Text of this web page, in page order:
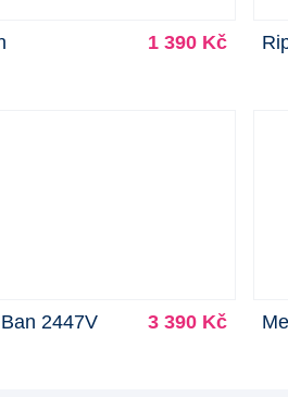
1 390 Kč
2447V
3 390 Kč